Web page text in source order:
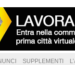
SUPPLEMENTI